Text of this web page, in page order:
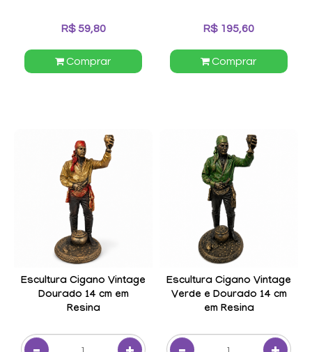
R$ 59,80
Comprar
R$ 195,60
Comprar
Escultura Cigano Vintage
Dourado 14 cm em
Resina
Escultura Cigano Vintage
Verde e Dourado 14 cm
em Resina